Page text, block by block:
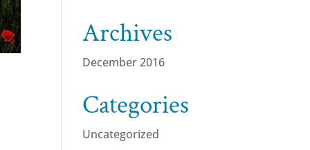
Archives
December 2016
Categories
Uncategorized